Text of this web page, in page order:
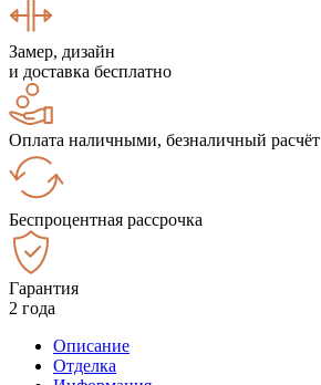
Замер, дизайн
и доставка бесплатно
Оплата наличными, безналичный расчёт
Беспроцентная рассрочка
Гарантия
2 года
Описание
Отделка